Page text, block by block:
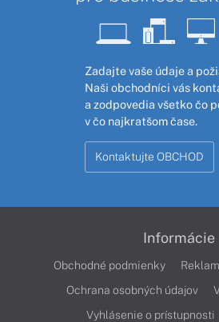
Zadajte vaše údaje a
Naši obchodníci vás
a zodpovedia všetko čo
v čo najkratšom čase.
Kontaktujte OBCHOD
Informácie
Obchodné podmienky
Ochrana osobných údajov
Vyhlásenie o prístupnosti